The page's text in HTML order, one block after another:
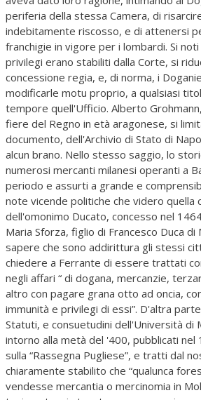
periferia della stessa Camera, di
indebitamente riscosso, e di attenersi
franchigie in vigore per i lombardi. Si
privilegi erano stabiliti dalla Corte, si
concessione regia, e, di norma, i
modificarle motu proprio, a qualsiasi
tempore quell'Ufficio. Alberto
fiere del Regno in età aragonese, si
documento, dell'Archivio di Stato di
alcun brano. Nello stesso saggio, lo
numerosi mercanti milanesi operanti a
periodo e assurti a grande e
note vicende politiche che videro quella
dell'omonimo Ducato, concesso nel
Maria Sforza, figlio di Francesco Duca di
sapere che sono addirittura gli stessi
chiedere a Ferrante di essere trattati
negli affari “ di dogana, mercanzie,
altro con pagare grana otto ad oncia,
immunità e privilegi di essi”. D'altra
Statuti, e consuetudini dell'Università di
intorno alla metà del '400, pubblicati nel
sulla “Rassegna Pugliese”, e tratti dal
chiaramente stabilito che “qualunca
vendesse mercantia o mercinomia in